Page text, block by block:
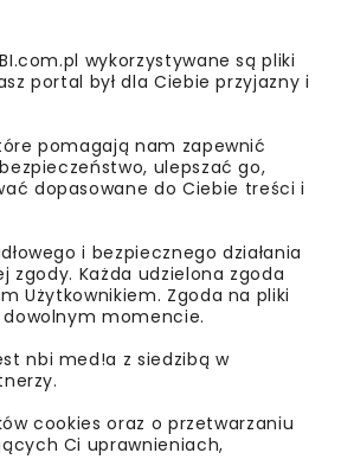
na
akcje
Regulaminemoraz
mnie adres e-
ZAPISZ MNIE
wykorzystywane są pliki
portal był dla Ciebie przyjazny i
pomagają nam zapewnić
ulepszać go,
dopasowane do Ciebie treści i
i bezpiecznego działania
zgody. Każda udzielona zgoda
Użytkownikiem. Zgoda na pliki
momencie.
nbi med!a z siedzibą w
cookies oraz o przetwarzaniu
Ci uprawnieniach,